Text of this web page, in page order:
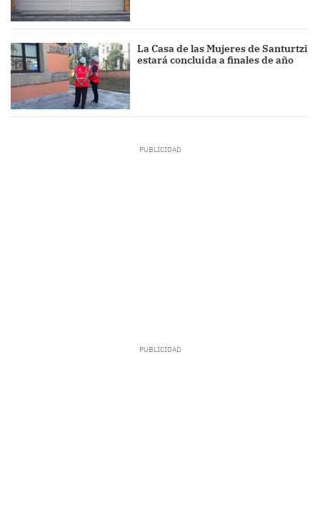
La Casa de las Mujeres de Santurtzi
estará concluida a finales de año